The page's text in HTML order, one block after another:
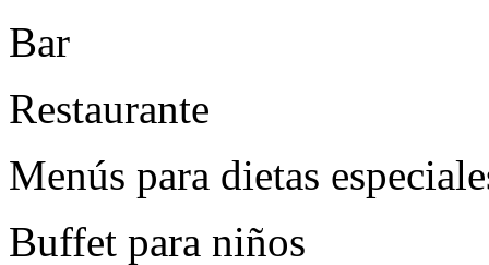
Bar
Restaurante
Menús para dietas
Buffet para niños